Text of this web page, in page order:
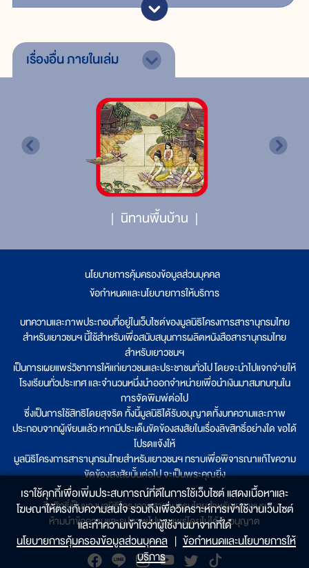
เรื่องอื่นภายในเล่ม
นิทานพื้นบ้าน
นโยบายการคุ้มครองข้อมูลส่วนบุคคล
ข้อกำหนดและนโยบายการให้บริการ
บทความและภาพประกอบที่อยู่ในเว็บไซต์ของมูลนิธิโครงการสารานุกรมไทย
สำหรับเยาวชนฯ นี้ใช้สำหรับเพื่อสนับสนุนการผลิตหนังสือสารานุกรมไทย
สำหรับเยาวชนฯ
เป็นการเผยแพร่วิชาการให้แก่เยาวชนและประชาชนทั่วไป โดยจะนำไปแจกจ่ายให้
โรงเรียนทั่วประเทศ และจำนวนหนึ่งนำออกจำหน่ายเพื่อนำเงินมาสมทบทุนใน
การจัดพิมพ์ต่อไป
ซึ่งเป็นการใช้สิทธิโดยสุจริต ทั้งนี้มูลนิธิได้รับอนุญาตทั้งบทความและภาพ
ประกอบจากผู้เขียนแล้ว หากมีประเด็นขัดข้องสงสัยในเรื่องลิขสิทธิ์อย่างใด ขอได้
โปรดแจ้งให้
มูลนิธิโครงการสารานุกรมไทยสำหรับเยาวชนฯ ทราบเพื่อพิจารณาแก้ไขความ
ขัดข้องสงสัยนั้นต่อไป จะเป็นพระคุณยิ่ง
ลิขสิทธิ์เป็นของมูลนิธิโครงการสารานุกรมไทยสำหรับเยาวชนฯ
ห้ามนำข้อความและรูปภาพไปเผยแพร่โดยไม่ได้รับอนุญาต
เราใช้คุกกี้เพื่อเพิ่มประสบการณ์ที่ดีในการใช้เว็บไซต์ แสดงเนื้อหาและ
โฆษณาให้ตรงกับความสนใจ รวมถึงเพื่อวิเคราะห์การเข้าใช้งานเว็บไซต์
และทำความเข้าใจว่าผู้ใช้งานมาจากที่ใด๋
นโยบายการคุ้มครองข้อมูลส่วนบุคคล | ข้อกำหนดและนโยบายการให้
บริการ